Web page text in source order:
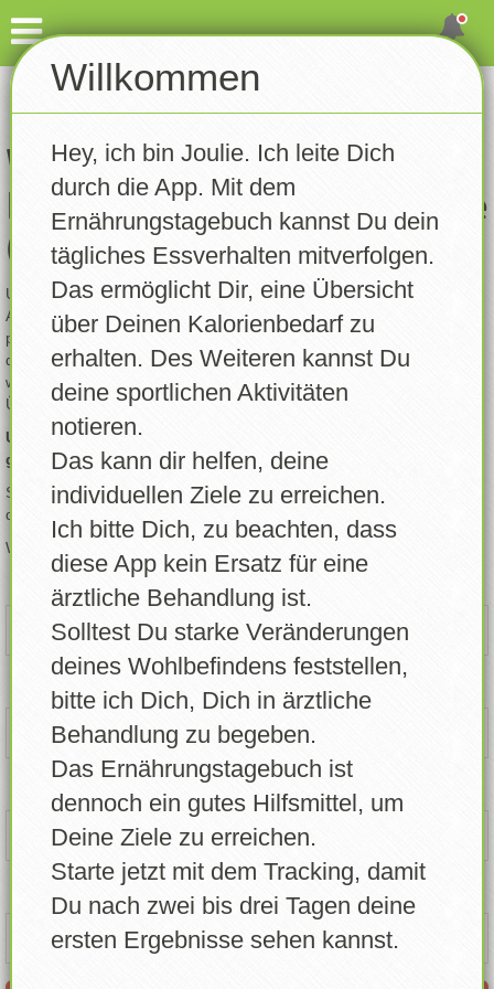
Dashboard
Eintragen
Gewicht notieren
Aktivität notieren
Tagebuch
Rezepte
Statistik
Trainingsplan
Erinnerungen
Lebensmittel erstellen
Eigene Lebensmittel
Errungenschaften
Login
Account freigeben
News
Profil
Info / Über
Account erstellen
Willkommen bei
Ernährungstagebuch Deluxe
(ETBD)!
Um die App voll nutzen zu können – wie das Erfassen deiner
Aktivitäten, das Auswerten von Statistiken oder das Führen deines
persönlichen Ernährungstagebuchs – ist ein Account nötig. Mit
deinem eigenen Profil kannst du einfach festhalten, was du isst und
welche Aktivitäten du machst. So bekommst du eine bessere
Übersicht über deinen Fortschritt.
Um deine Daten sicher und den Anforderungen der DSGVO
gerecht zu werden, ist ein Account leider unverzichtbar.
Starte jetzt und entdecke, wie leicht es ist, deine Ernährung und
deinen Alltag Schritt für Schritt zu verbessern.
Wir freuen uns, dich auf deinem Weg zu zu unterstützen!
Name / Nick *
E-Mail*
Passwort*
Passwort Wiederholen*
Willkommen
Hey, ich bin Joulie. Ich leite Dich
durch die App. Mit dem
Ernährungstagebuch kannst Du dein
tägliches Essverhalten mitverfolgen.
Das ermöglicht Dir, eine Übersicht
über Deinen Kalorienbedarf zu
erhalten. Des Weiteren kannst Du
deine sportlichen Aktivitäten
notieren.
Das kann dir helfen, deine
individuellen Ziele zu erreichen.
Ich bitte Dich, zu beachten, dass
diese App kein Ersatz für eine
ärztliche Behandlung ist.
Solltest Du starke Veränderungen
deines Wohlbefindens feststellen,
bitte ich Dich, Dich in ärztliche
Behandlung zu begeben.
Das Ernährungstagebuch ist
dennoch ein gutes Hilfsmittel, um
Deine Ziele zu erreichen.
Starte jetzt mit dem Tracking, damit
Du nach zwei bis drei Tagen deine
ersten Ergebnisse sehen kannst.